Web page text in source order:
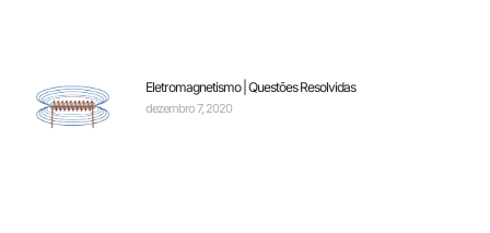
Eletromagnetismo | Questões Resolvidas
dezembro 7, 2020